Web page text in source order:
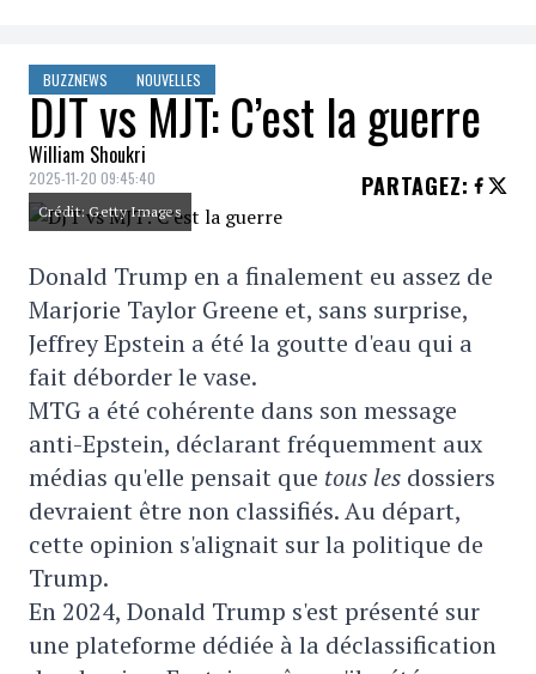
BUZZNEWS NOUVELLES
DJT vs MJT: C’est la guerre
William Shoukri
2025-11-20 09:45:40 PARTAGEZ:
Crédit: Getty Images
Donald Trump en a finalement eu assez de
Marjorie Taylor Greene et, sans surprise,
Jeffrey Epstein a été la goutte d'eau qui a
fait déborder le vase.
MTG a été cohérente dans son message
anti-Epstein, déclarant fréquemment aux
médias qu'elle pensait que tous les dossiers
devraient être non classifiés. Au départ,
cette opinion s'alignait sur la politique de
Trump.
En 2024, Donald Trump s'est présenté sur
une plateforme dédiée à la déclassification